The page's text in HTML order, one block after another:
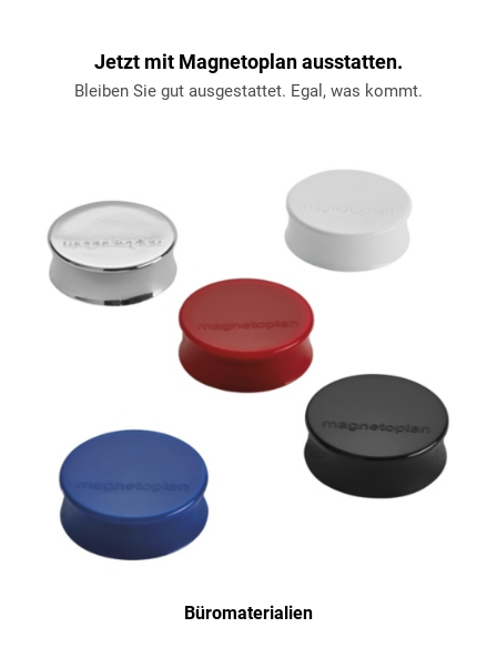
Jetzt mit Magnetoplan ausstatten.
Bleiben Sie gut ausgestattet. Egal, was kommt.
Büromaterialien